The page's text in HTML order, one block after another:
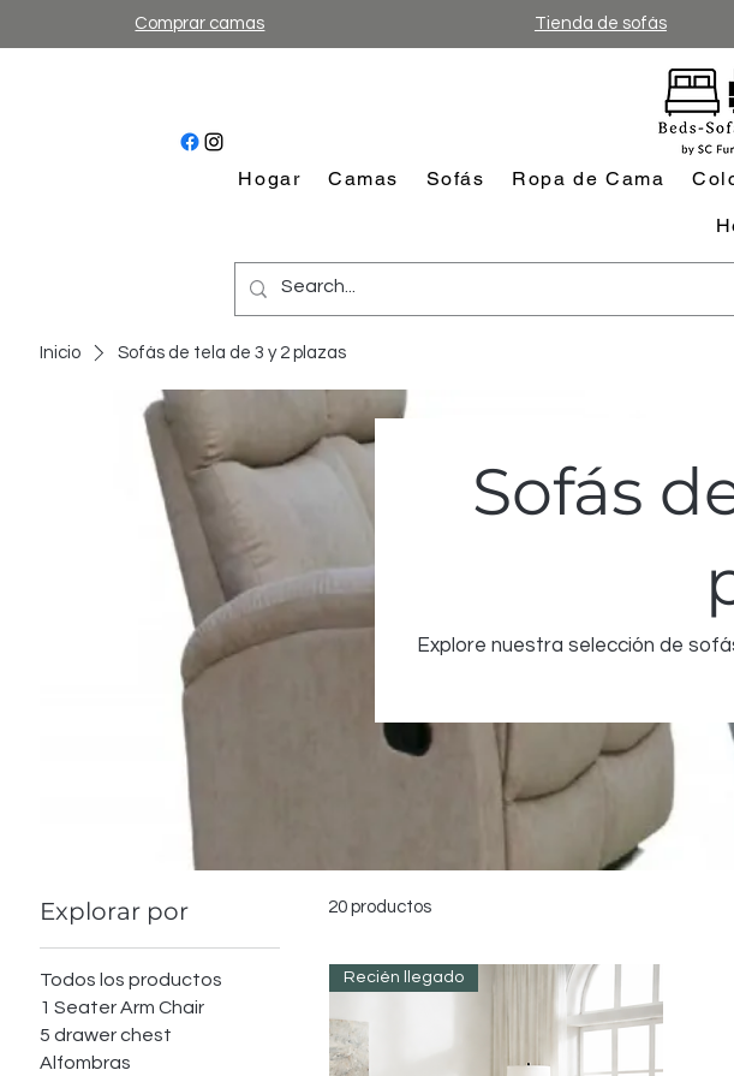
Comprar camas Tienda de sofás
Hogar Camas Sofás Ropa de Cama
Inicio Sofás de tela de 3 y 2 plazas
Sofás
Explore nuestra selección de
Explorar por
Todos los productos
1 Seater Arm Chair
5 drawer chest
Alfombras
20 productos
Recién llegado